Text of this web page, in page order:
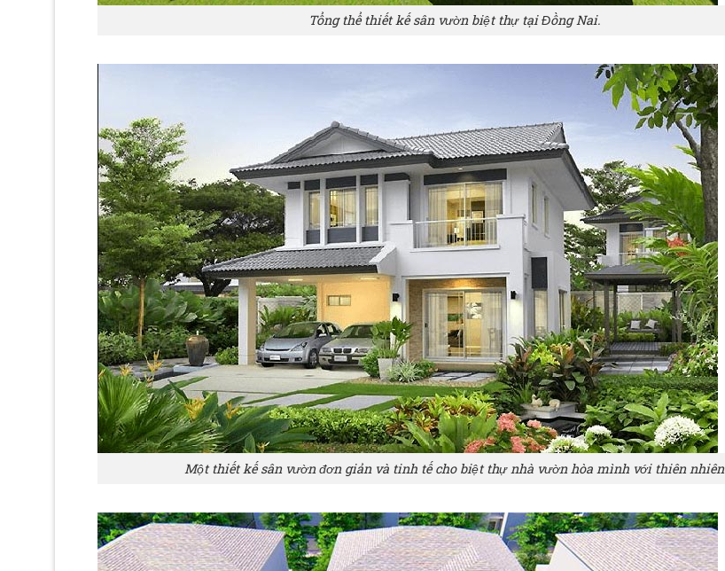
Tổng thể thiết kế sân vườn biệt thự tại Đồng Nai.
Một thiết kế sân vườn đơn giản và tinh tế cho biệt thự nhà vườn hòa mình với thiên nhiên